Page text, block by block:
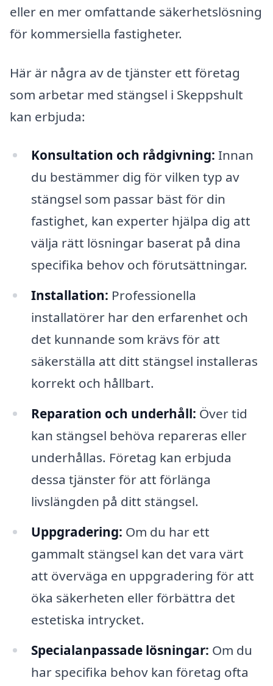
eller en mer omfattande säkerhetslösning
för kommersiella fastigheter.
Här är några av de tjänster ett företag
som arbetar med stängsel i Skeppshult
kan erbjuda:
Konsultation och rådgivning: Innan
du bestämmer dig för vilken typ av
stängsel som passar bäst för din
fastighet, kan experter hjälpa dig att
välja rätt lösningar baserat på dina
specifika behov och förutsättningar.
Installation: Professionella
installatörer har den erfarenhet och
det kunnande som krävs för att
säkerställa att ditt stängsel installeras
korrekt och hållbart.
Reparation och underhåll: Över tid
kan stängsel behöva repareras eller
underhållas. Företag kan erbjuda
dessa tjänster för att förlänga
livslängden på ditt stängsel.
Uppgradering: Om du har ett
gammalt stängsel kan det vara värt
att överväga en uppgradering för att
öka säkerheten eller förbättra det
estetiska intrycket.
Specialanpassade lösningar: Om du
har specifika behov kan företag ofta